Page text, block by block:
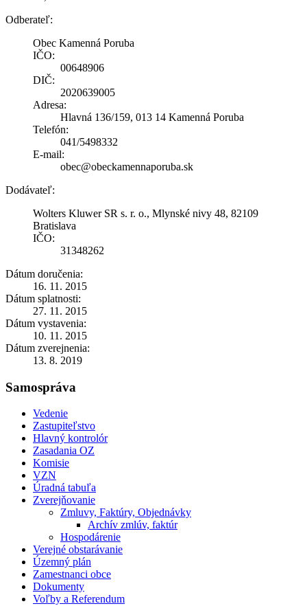
Odberateľ:
Obec Kamenná Poruba
IČO:
00648906
DIČ:
2020639005
Adresa:
Hlavná 136/159, 013 14 Kamenná Poruba
Telefón:
041/5498332
E-mail:
obec@obeckamennaporuba.sk
Dodávateľ:
Wolters Kluwer SR s. r. o., Mlynské nivy 48, 82109
Bratislava
IČO:
31348262
Dátum doručenia:
16. 11. 2015
Dátum splatnosti:
27. 11. 2015
Dátum vystavenia:
10. 11. 2015
Dátum zverejnenia:
13. 8. 2019
Samospráva
Vedenie
Zastupiteľstvo
Hlavný kontrolór
Zasadania OZ
Komisie
VZN
Úradná tabuľa
Zverejňovanie
Zmluvy, Faktúry, Objednávky
Archív zmlúv, faktúr
Hospodárenie
Verejné obstarávanie
Územný plán
Zamestnanci obce
Dokumenty
Voľby a Referendum